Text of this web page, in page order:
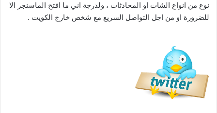
نوع من انواع الشات او المحادثات ، ولدرجة اني ما افتح الماسنجر الا
للضرورة او من اجل التواصل السريع مع شخص خارج الكويت .